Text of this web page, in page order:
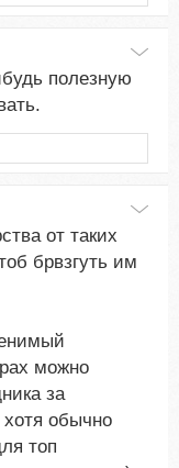
полезную
от таких
брвзгуть им
можно
за
хотя обычно
топ